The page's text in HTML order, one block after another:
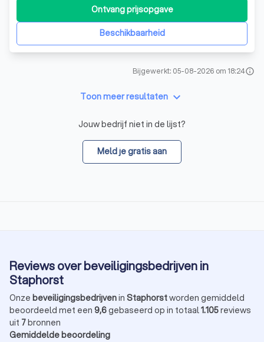
sleutelwoorden.06-44778364
Beschikbaarheid
Ontvang prijsopgave
Bijgewerkt: 05-08-2026 om 18:24info
Toon meer resultaten keyboard_arrow_down
Jouw bedrijf niet in de lijst?
Meld je gratis aan
Reviews over beveiligingsbedrijven in
Staphorst
Onze beveiligingsbedrijvenin Staphorstworden gemiddeld
beoordeeld met een 9,6gebaseerd op in totaal1.105reviews
uit 7bronnen
Gemiddelde beoordeling